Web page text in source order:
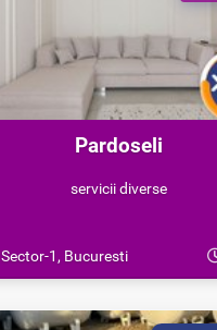
Pardoseli
servicii diverse
Sector-1, Bucuresti